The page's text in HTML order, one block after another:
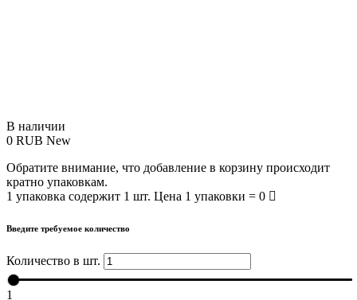
В наличии
0 RUB New
Обратите внимание, что добавление в корзину происходит
кратно упаковкам.
1 упаковка содержит 1 шт. Цена 1 упаковки = 0
Введите требуемое количество
Количество в шт.
1